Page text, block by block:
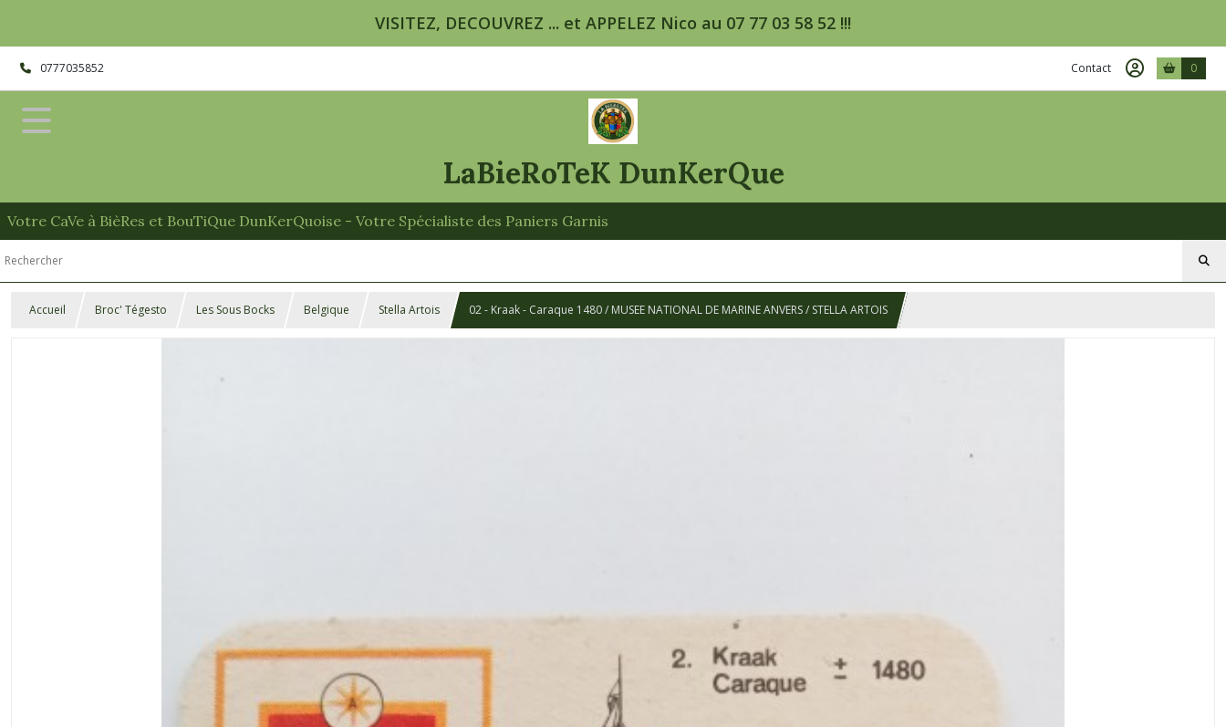
VISITEZ, DECOUVREZ ... et APPELEZ Nico au 07 77 03 58 52 !!!
0777035852 Contact 0
LaBieRoTeK DunKerQue
Votre CaVe à BièRes et BouTiQue DunKerQuoise - Votre Spécialiste des Paniers Garnis
Accueil Broc' Tégesto Les Sous Bocks Belgique Stella Artois 02 - Kraak - Caraque 1480 / MUSEE NATIONAL DE MARINE ANVERS / STELLA ARTOIS